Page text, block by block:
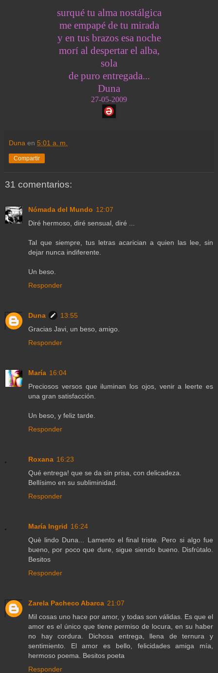
surqué tu alma nostálgica
me empapé de tu mirada
y en tus brazos esa noche
morí al despertar el alba,
sola
de puro entregada...
Duna
27-05-2009
Duna en 5:01 a. m.
Compartir
31 comentarios:
Nómada del Mundo 12:07
Diré hermoso, diré sensual, diré ...
Tal que siempre, tus letras acarician a quien las lee, sin
dejar nunca indiferente.
Un beso.
Responder
Duna
13:55
Gracias Javi, un beso, amigo.
Responder
María 16:04
Preciosos versos que iluminan los ojos, venir a leerte es
una gran satisfacción.
Un beso, y feliz tarde.
Responder
Roxana 16:23
Qué entrega! que se da sin prisa, con delicadeza.
Bellísimo en su subliminidad.
Responder
María Ingrid 16:24
Què lindo Duna... Lamento el final triste. Pero si algo fue
bueno, por poco que dure, sigue siendo bueno. Disfrùtalo.
Besitos
Responder
Zarela Pacheco Abarca 21:07
Mil cosas uno hace por amor, y todas son válidas. Es que el
amor es el único que tiene permiso de locura, en su haber
no hay cordura. Dichosa entrega, llena de ternura y
sentimiento. El amor es bello, felicidades amiga mía,
hermoso poema. Besitos poeta
Responder